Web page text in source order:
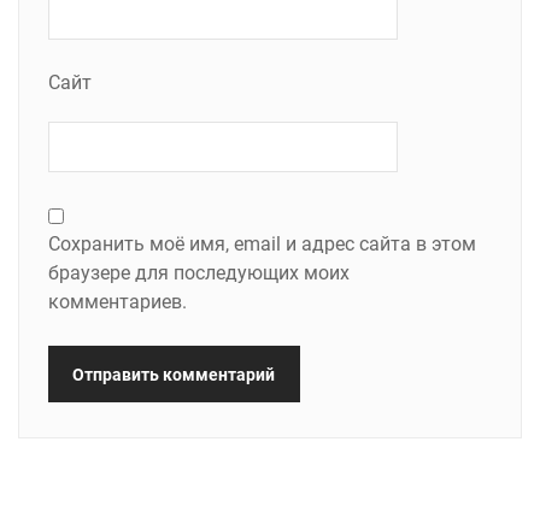
Сайт
Сохранить моё имя, email и адрес сайта в этом
браузере для последующих моих
комментариев.